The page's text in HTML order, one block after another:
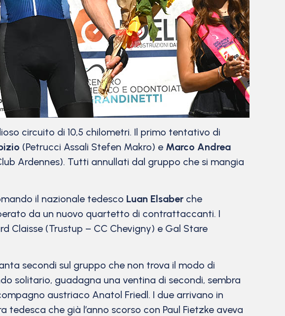
circuito di 10,5 chilometri. Il primo tentativo di
(Petrucci Assali Stefen Makro) e Marco Andrea
Ardennes). Tutti annullati dal gruppo che si mangia
il nazionale tedesco Luan Elsaber che
da un nuovo quartetto di contrattaccanti. I
Claisse (Trustup – CC Chevigny) e Gal Stare
secondi sul gruppo che non trova il modo di
solitario, guadagna una ventina di secondi, sembra
austriaco Anatol Friedl. I due arrivano in
che già l’anno scorso con Paul Fietzke aveva